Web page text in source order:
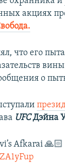
акциях
что его
о
UFCДэйна
Afkarai 🙏🏻